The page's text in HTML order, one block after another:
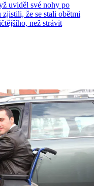
uviděl své nohy po
že se stali obětmi
než strávit